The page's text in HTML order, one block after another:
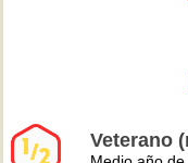
Veterano